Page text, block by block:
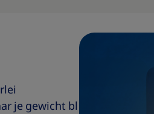
je gewicht bl